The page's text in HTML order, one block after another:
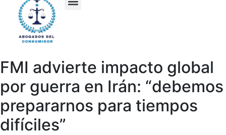
FMI advierte impacto global
por guerra en Irán: “debemos
prepararnos para tiempos
difíciles”